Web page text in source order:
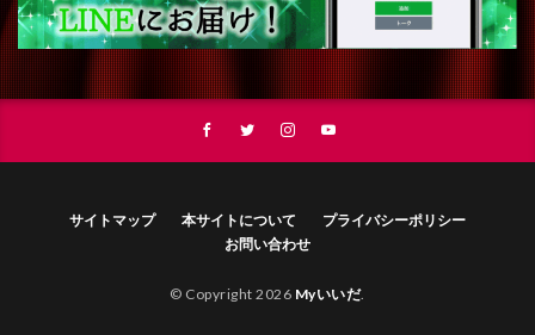
サイトマップ 本サイトについて
プライバシーポリシー
お問い合わせ
© Copyright 2026 Myいいだ.